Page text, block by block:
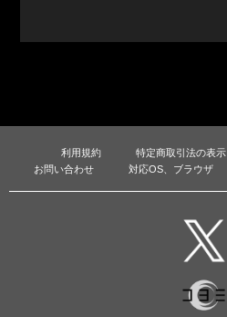
利用規約 特定商取引法の表示
お問い合わせ
対応OS、ブラウザ